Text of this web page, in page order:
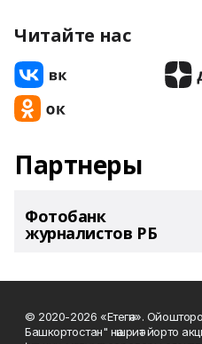
Читайте нас
Партнеры
Фотобанк
журналистов РБ
© 2020-2026 «Етегән».
Башкортостан" нәшриәт йорто